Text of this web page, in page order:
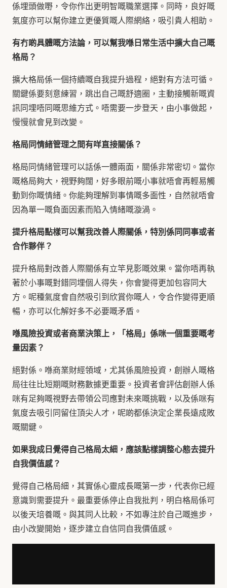
係埋頭做嘢，令你作出更明智嘅職業選擇。同時，良好嘅
氣度亦可以幫你建立更優質嘅人際網絡，吸引貴人相助。
有冇啲具體嘅方法論，可以幫我喺日常生活中擴大自己嘅
格局？
擴大格局係一個持續嘅自我提升過程，絕對有方法可循。
關鍵係要刻意練習，跳出自己嘅舒適圈，主動接觸新嘅資
訊同埋唔同嘅思維方式。唔需要一步登天，由小事做起，
慢慢就會見到改變。
格局同情緒管理之間有咩直接關係？
格局同情緒管理可以話係一體兩面，關係非常密切。當你
嘅格局夠大，視野夠闊，好多眼前嘅小事就唔會再輕易觸
動到你嘅情緒。你能夠理解到事情嘅多面性，自然就唔會
因為單一嘅負面因素而陷入情緒嘅漩渦。
提升格局點樣可以幫我改善人際關係，特別係同同事或者
合作夥伴？
提升格局對改善人際關係有立竿見影嘅效果。當你唔再執
著於小事嘅對錯同埋個人得失，你會變得更加包容同大
方。呢種氣度會自然吸引到欣賞你嘅人，令合作變得更順
暢，亦可以化解好多不必要嘅矛盾。
喺風險投資或者商業決策上，「格局」係咪一個重要嘅考
量因素？
絕對係。喺商業財經領域，尤其係風險投資，創辦人嘅格
局往往比短期嘅財務數據更重要。投資者會評估創辦人係
咪有足夠嘅視野去帶領公司應對未來嘅挑戰，以及係咪有
氣度去吸引同留住頂尖人才，呢啲都係決定企業長遠成敗
嘅關鍵。
如果我成日覺得自己格局太細，應該點樣調整心態去提升
自我價值感？
覺得自己格局細，其實係心靈成長嘅第一步，代表你已經
意識到需要提升。最重要係停止自我批判，明白格局係可
以後天培養嘅。與其同人比較，不如專注於自己嘅進步，
由小改變開始，逐步建立自信同自我價值感。